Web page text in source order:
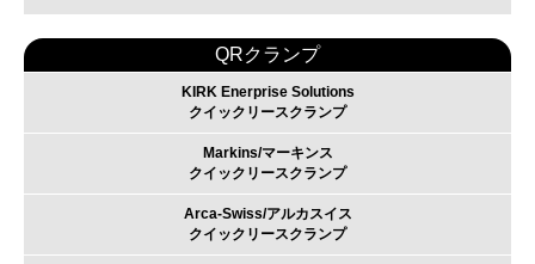
QRクランプ
KIRK Enerprise Solutions
クイックリースクランプ
Markins/マーキンス
クイックリースクランプ
Arca-Swiss/アルカスイス
クイックリースクランプ